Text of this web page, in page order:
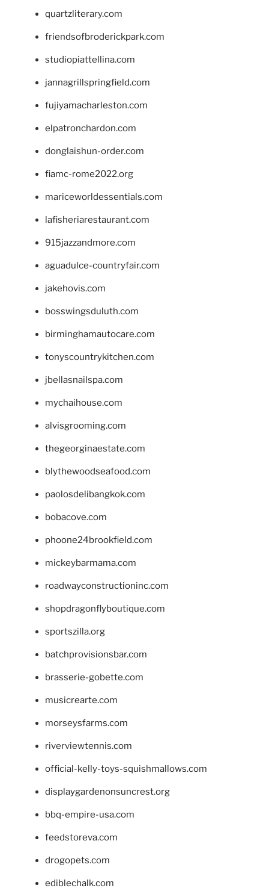
quartzliterary.com
friendsofbroderickpark.com
studiopiattellina.com
jannagrillspringfield.com
fujiyamacharleston.com
elpatronchardon.com
donglaishun-order.com
fiamc-rome2022.org
mariceworldessentials.com
lafisheriarestaurant.com
915jazzandmore.com
aguadulce-countryfair.com
jakehovis.com
bosswingsduluth.com
birminghamautocare.com
tonyscountrykitchen.com
jbellasnailspa.com
mychaihouse.com
alvisgrooming.com
thegeorginaestate.com
blythewoodseafood.com
paolosdelibangkok.com
bobacove.com
phoone24brookfield.com
mickeybarmama.com
roadwayconstructioninc.com
shopdragonflyboutique.com
sportszilla.org
batchprovisionsbar.com
brasserie-gobette.com
musicrearte.com
morseysfarms.com
riverviewtennis.com
official-kelly-toys-squishmallows.com
displaygardenonsuncrest.org
bbq-empire-usa.com
feedstoreva.com
drogopets.com
ediblechalk.com